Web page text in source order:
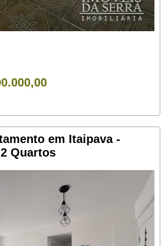
em Itaipava -
Quartos